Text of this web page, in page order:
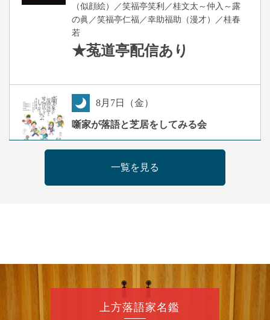
（似顔絵）／笑福亭笑利／桂文太～仲入～露
の眞／笑福亭仁福／幸助福助（漫才）／桂春
若
★菟道亭配信あり
8月 7日（金）
噺家が落語と芝居をしてみる会
桂米之助／桂団治郎／桂弥太郎／桂米舞／是
開演：午後6時30分（6時開場）全席指定
前売3,500円 当日4,000円
日（土）
第2回 智之介・力造 二人会
一覧を見る
上方落語家名鑑